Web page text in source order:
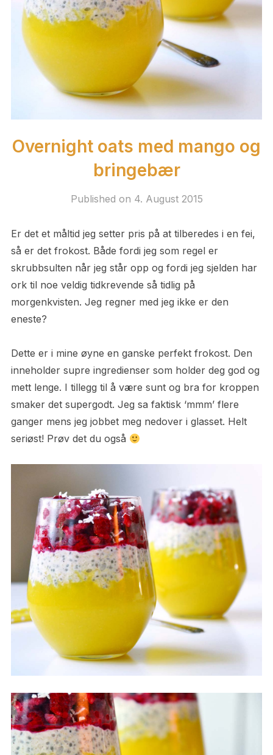
Overnight oats med mango og
bringebær
Published on 4. August 2015
Er det et måltid jeg setter pris på at tilberedes i en fei,
så er det frokost. Både fordi jeg som regel er
skrubbsulten når jeg står opp og fordi jeg sjelden har
ork til noe veldig tidkrevende så tidlig på
morgenkvisten. Jeg regner med jeg ikke er den
eneste?
Dette er i mine øyne en ganske perfekt frokost. Den
inneholder supre ingredienser som holder deg god og
mett lenge. I tillegg til å være sunt og bra for kroppen
smaker det supergodt. Jeg sa faktisk ‘mmm’ flere
ganger mens jeg jobbet meg nedover i glasset. Helt
seriøst! Prøv det du også